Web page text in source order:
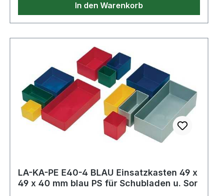
In den Warenkorb
LA-KA-PE E40-4 BLAU Einsatzkasten 49 x
49 x 40 mm blau PS für Schubladen u. Sor